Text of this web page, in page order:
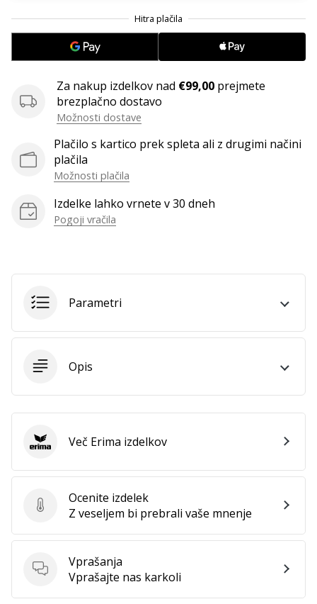
kot
smo
Pridruži
nam
kot
ambasador/ka.
Prikaži
vse
Za nakup izdelkov nad €99,00 prejmete
brezplačno dostavo
Možnosti dostave
Plačilo s kartico prek spleta ali z drugimi načini
plačila
Možnosti plačila
Izdelke lahko vrnete v 30 dneh
Pogoji vračila
Parametri
Opis
Ocenite izdelek
Ocenite izdelek
Z veseljem bi prebrali vaše mnenje
Vprašanja
Vprašanja
Vprašajte nas karkoli
Erima Več Erima izdelkov